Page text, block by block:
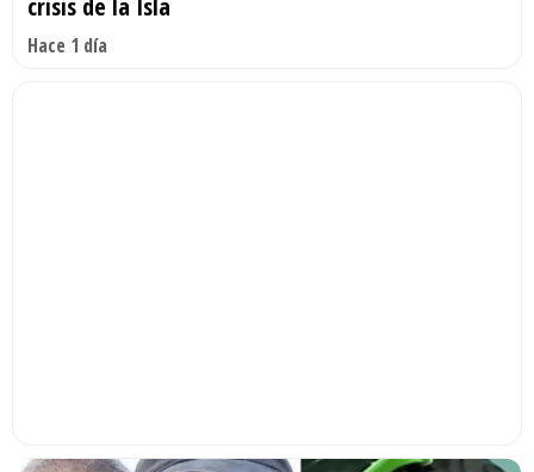
crisis de la Isla
Hace 1 día